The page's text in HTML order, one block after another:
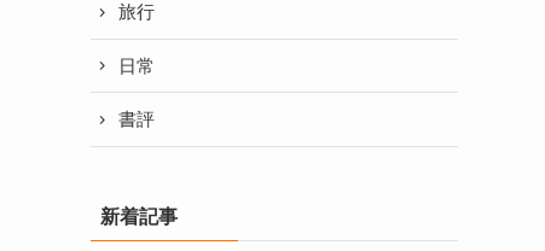
旅行
日常
書評
新着記事